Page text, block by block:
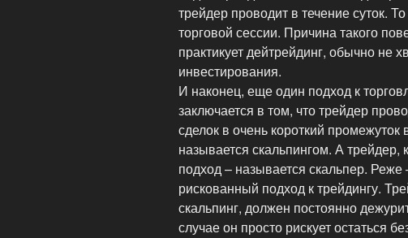
трейдер проводит в течение суток.
торговой сессии. Причина такого
практикует дейтрейдинг, обычно не
инвестирования.
И наконец, еще один подход к
заключается в том, что трейдер
сделок в очень короткий
называется скальпингом. А трейдер,
подход – называется скальпер.
рискованный подход к трейдингу.
скальпинг, должен постоянно
случае он просто рискует остаться